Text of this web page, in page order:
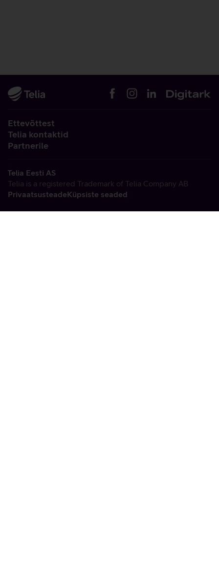
Ettevõttest
Telia kontaktid
Partnerile
Telia Eesti AS
Telia is a registered Trademark of Telia Company AB
PrivaatsusteadeKüpsiste seaded